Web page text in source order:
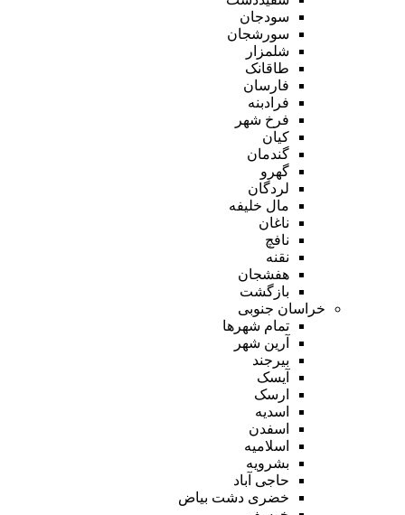
سودجان
سورشجان
شلمزار
طاقانک
فارسان
فرادبنه
فرخ شهر
کیان
گندمان
گهرو
لردگان
مال خلیفه
ناغان
نافچ
نقنه
هفشجان
بازگشت
خراسان جنوبی
تمام شهر‌ها
آرین شهر
بیرجند
آیسک
ارسک
اسدیه
اسفدن
اسلامیه
بشرویه
حاجی آباد
خضری دشت بیاض